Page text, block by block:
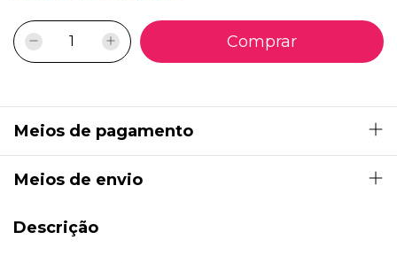
Meios de pagamento
Meios de envio
Descrição